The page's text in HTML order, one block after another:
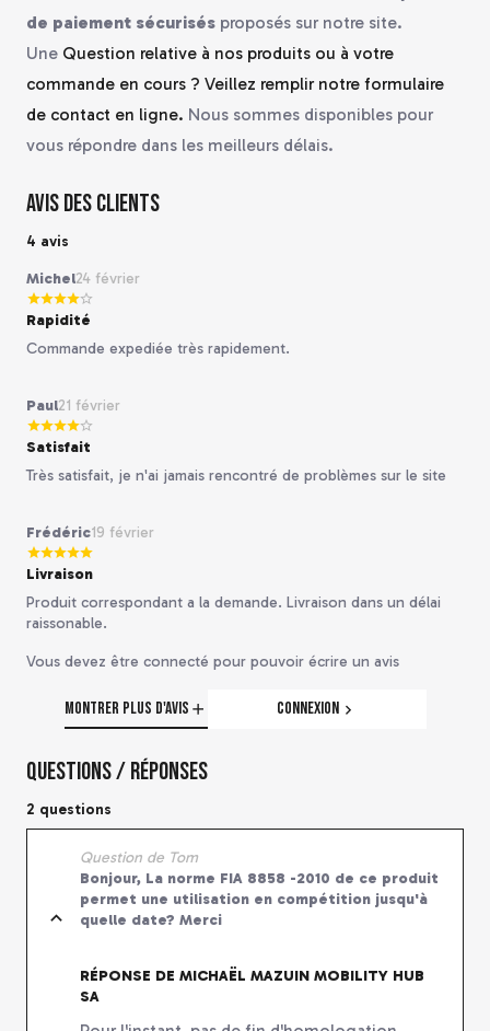
de paiement sécurisés proposés sur notre site.
Une Question relative à nos produits ou à votre
commande en cours ? Veillez remplir notre formulaire
de contact en ligne. Nous sommes disponibles pour
vous répondre dans les meilleurs délais.
Avis des clients
4 avis
Michel24 février
Rapidité
Commande expediée très rapidement.
Paul21 février
Satisfait
Très satisfait, je n'ai jamais rencontré de problèmes sur le site
Frédéric19 février
Livraison
Produit correspondant a la demande. Livraison dans un délai
raissonable.
Vous devez être connecté pour pouvoir écrire un avis
Montrer plus d'avis Connexion
Questions / Réponses
2 questions
Question de Tom
Bonjour, La norme FIA 8858 -2010 de ce produit
permet une utilisation en compétition jusqu'à
quelle date? Merci
RÉPONSE DE MICHAËL MAZUIN MOBILITY HUB
SA